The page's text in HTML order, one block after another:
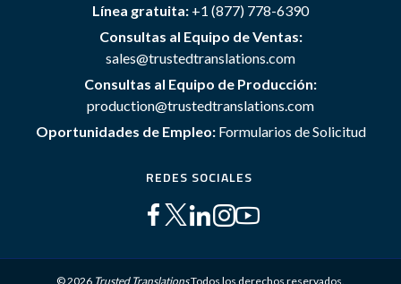
Línea gratuita: +1 (877) 778-6390
Consultas al Equipo de Ventas:
sales@trustedtranslations.com
Consultas al Equipo de Producción:
production@trustedtranslations.com
Oportunidades de Empleo: Formularios de Solicitud
REDES SOCIALES
© 2026 Trusted TranslationsTodos los derechos reservados.